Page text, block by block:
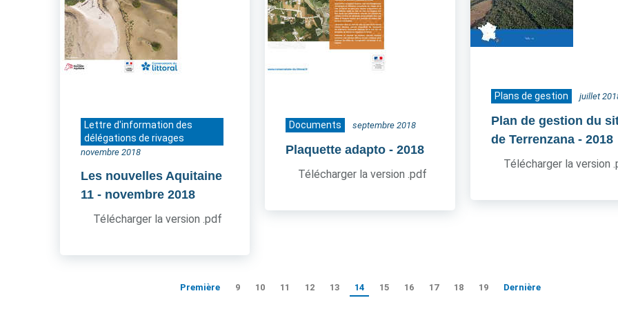
Lettre d'information des
délégations de rivages
novembre 2018
Les nouvelles Aquitaine
11 - novembre 2018
Télécharger la version .pdf
Documents septembre 2018
Plaquette adapto - 2018
Télécharger la version .pdf
Plans de gestion juillet
Plan de gestion du
de Terrenzana - 2018
Télécharger la version
Première 9 10 11 12 13 14 15 16 17 18 19 Dernière